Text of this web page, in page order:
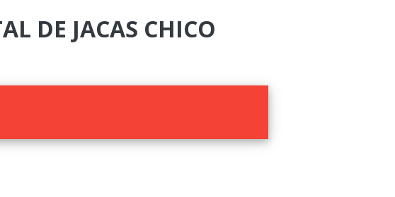
DE JACAS CHICO